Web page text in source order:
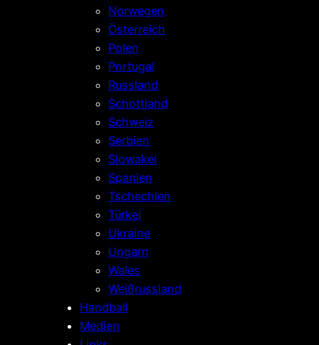
Norwegen
Österreich
Polen
Portugal
Russland
Schottland
Schweiz
Serbien
Slowakei
Spanien
Tschechien
Türkei
Ukraine
Ungarn
Wales
Weißrussland
Handball
Medien